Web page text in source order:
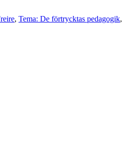
, Tema: De förtrycktas pedagogik,